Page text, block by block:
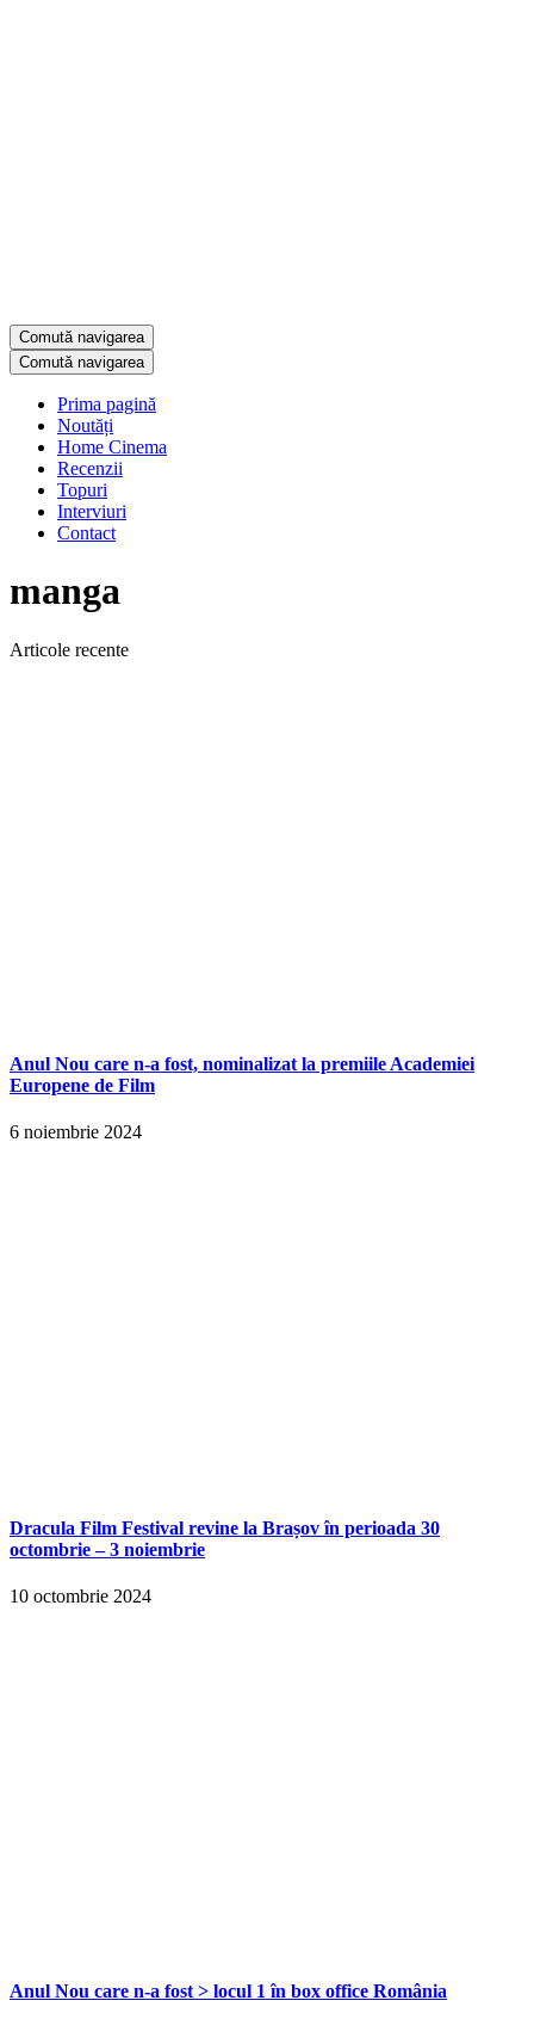
Comută navigarea
Comută navigarea
Prima pagină
Noutăți
Home Cinema
Recenzii
Topuri
Interviuri
Contact
manga
Articole recente
Anul Nou care n-a fost, nominalizat la premiile Academiei
Europene de Film
6 noiembrie 2024
Dracula Film Festival revine la Brașov în perioada 30
octombrie – 3 noiembrie
10 octombrie 2024
Anul Nou care n-a fost > locul 1 în box office România